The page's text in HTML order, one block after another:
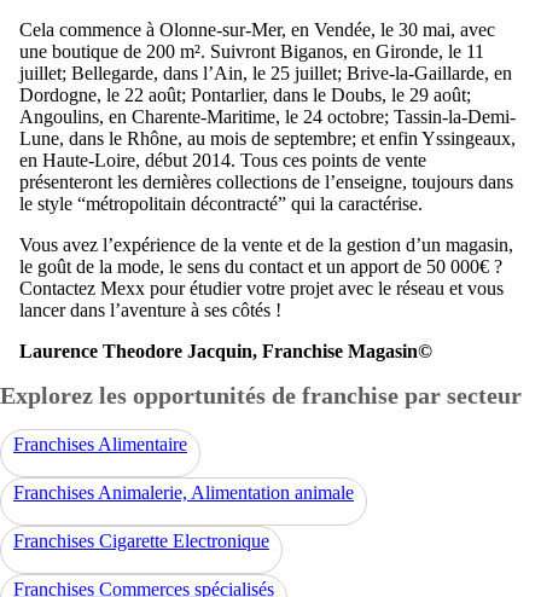
Cela commence à Olonne-sur-Mer, en Vendée, le 30 mai, avec
une boutique de 200 m². Suivront Biganos, en Gironde, le 11
juillet; Bellegarde, dans l’Ain, le 25 juillet; Brive-la-Gaillarde, en
Dordogne, le 22 août; Pontarlier, dans le Doubs, le 29 août;
Angoulins, en Charente-Maritime, le 24 octobre; Tassin-la-Demi-
Lune, dans le Rhône, au mois de septembre; et enfin Yssingeaux,
en Haute-Loire, début 2014. Tous ces points de vente
présenteront les dernières collections de l’enseigne, toujours dans
le style “métropolitain décontracté” qui la caractérise.
Vous avez l’expérience de la vente et de la gestion d’un magasin,
le goût de la mode, le sens du contact et un apport de 50 000€ ?
Contactez Mexx pour étudier votre projet avec le réseau et vous
lancer dans l’aventure à ses côtés !
Laurence Theodore Jacquin, Franchise Magasin©
Explorez les opportunités de franchise par secteur
Franchises Alimentaire
Franchises Animalerie, Alimentation animale
Franchises Cigarette Electronique
Franchises Commerces spécialisés